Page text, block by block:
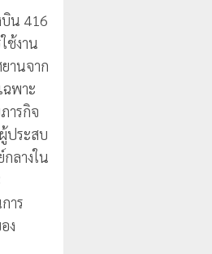
น 416
ช้งาน
านจาก
ฉพาะ
ารกิจ
ประสบ
ลางใน
าร
ง